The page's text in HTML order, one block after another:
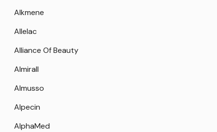
Alkmene
Allelac
Alliance Of Beauty
Almirall
Almusso
Alpecin
AlphaMed